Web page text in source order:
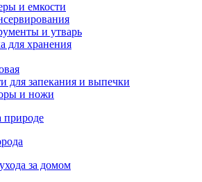
и емкости
и утварь
для хранения
для запекания и выпечки
и ножи
природе
за домом